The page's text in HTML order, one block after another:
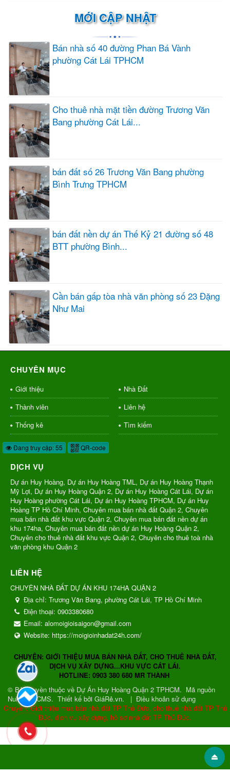
MỚI CẬP NHẬT
Bán nhà số 40 đường Phan Bá Vành
phường Cát Lái TPHCM
Cho thuê nhà mặt tiền đường Trương Văn
Bang phường Cát Lái...
bán đất số 26 Trương Văn Bang phường
Bình Trưng TPHCM
bán đất nền dự án Thế Kỷ 21 đường số 48
BTT phường Bình...
Cần bán gấp tòa nhà văn phòng số 23 Đặng
Như Mai
CHUYÊN MỤC
Giới thiệu
Nhà Đất
Thành viên
Liên hệ
Thống kê
Tìm kiếm
Đang truy cập: 55 QR-code
DỊCH VỤ
Dự án Huy Hoàng, Dự án Huy Hoàng TML, Dự án Huy Hoàng Thạnh
Mỹ Lợi, Dự án Huy Hoàng Quận 2, Dự án Huy Hoàng Cát Lái, Dự án
Huy Hoàng phường Cát Lái, Dự án Huy Hoàng TPHCM, Dự án Huy
Hoàng TP Hồ Chí Minh, Chuyên mua bán nhà đất Quận 2, Chuyên
mua bán nhà đất khu vực Quận 2, Chuyên mua bán đất nền dự án
khu 174ha, Chuyên mua bán đất nền dự án Huy Hoàng Quận 2,
Chuyên cho thuê nhà đất khu vực Quận 2, Chuyên cho thuê toà nhà
văn phòng khu Quận 2
LIÊN HỆ
CHUYÊN NHÀ ĐẤT DỰ ÁN KHU 174HA QUẬN 2
Địa chỉ: Trương Văn Bang, phường Cát Lái, TP Hồ Chí Minh
Điện thoại: 0903380680
Email: alomoigioisaigon@gmail.com
Website: https://moigioinhadat24h.com/
CHUYÊN: GIỚI THIỆU MUA BÁN NHÀ ĐẤT, CHO THUÊ NHÀ ĐẤT,
DỊCH VỤ XÂY DỰNG...KHU VỰC CÁT LÁI.
HOTLINE: 0903 380 680 MR THÀNH
© Bản quyền thuộc về Dự Án Huy Hoàng Quận 2 TPHCM. Mã nguồn
NukeViet CMS. Thiết kế bởi GiáRẻ.vn. | Điều khoản sử dụng
Chuyên: Giới thiệu mua bán nhà đất TP Thủ Đức, cho thuê nhà đất TP Thủ
Đức, dịch vụ xây dựng, hồ sơ nhà đất TP Thủ Đức.